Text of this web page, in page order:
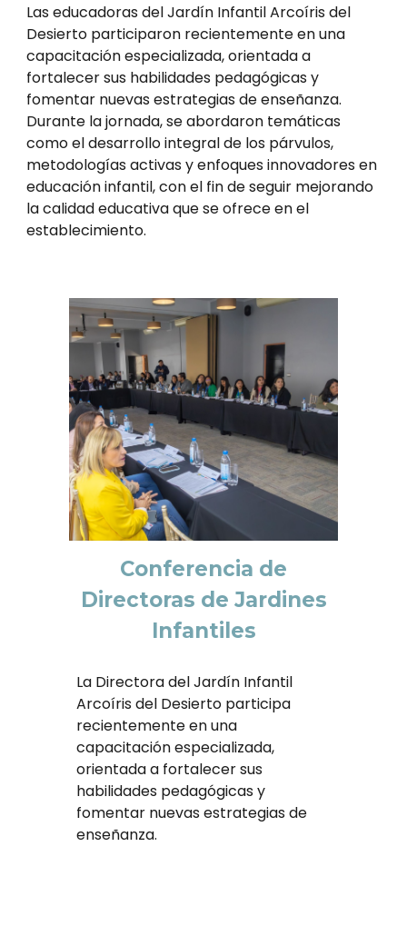
Las educadoras del Jardín Infantil Arcoíris del
Desierto participaron recientemente en una
capacitación especializada, orientada a
fortalecer sus habilidades pedagógicas y
fomentar nuevas estrategias de enseñanza.
Durante la jornada, se abordaron temáticas
como el desarrollo integral de los párvulos,
metodologías activas y enfoques innovadores en
educación infantil, con el fin de seguir mejorando
la calidad educativa que se ofrece en el
establecimiento.
Conferencia de
Directoras de Jardines
Infantiles
La Directoradel Jardín Infantil
Arcoíris del Desierto participa
recientemente en una
capacitación especializada,
orientada a fortalecer sus
habilidades pedagógicas y
fomentar nuevas estrategias de
enseñanza.